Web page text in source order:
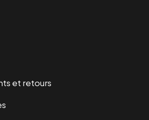
et retours